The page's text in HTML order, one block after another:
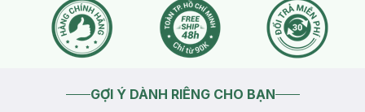
GỢI Ý DÀNH RIÊNG CHO BẠN